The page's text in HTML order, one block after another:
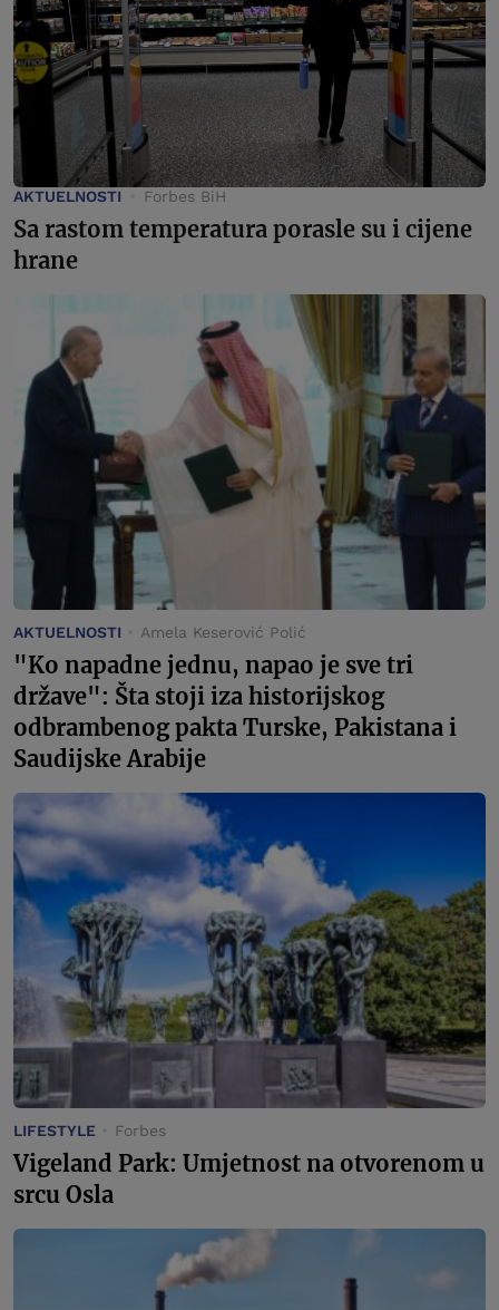
AKTUELNOSTI Forbes BiH
Sa rastom temperatura porasle su i cijene
hrane
AKTUELNOSTI Amela Keserović Polić
"Ko napadne jednu, napao je sve tri
države": Šta stoji iza historijskog
odbrambenog pakta Turske, Pakistana i
Saudijske Arabije
LIFESTYLE Forbes
Vigeland Park: Umjetnost na otvorenom u
srcu Osla